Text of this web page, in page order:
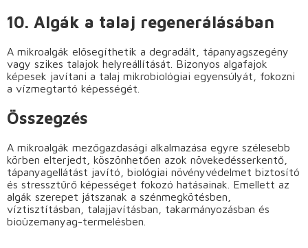
10. Algák a talaj regenerálásában
A mikroalgák elősegíthetik a degradált, tápanyagszegény
vagy szikes talajok helyreállítását. Bizonyos algafajok
képesek javítani a talaj mikrobiológiai egyensúlyát, fokozni
a vízmegtartó képességét.
Összegzés
A mikroalgák mezőgazdasági alkalmazása egyre szélesebb
körben elterjedt, köszönhetően azok növekedésserkentő,
tápanyagellátást javító, biológiai növényvédelmet biztosító
és stressztűrő képességet fokozó hatásainak. Emellett az
algák szerepet játszanak a szénmegkötésben,
víztisztításban, talajjavításban, takarmányozásban és
bioüzemanyag-termelésben.